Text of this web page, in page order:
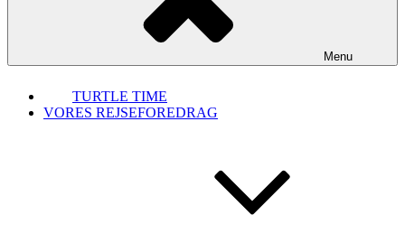
Menu
TURTLE TIME
VORES REJSEFOREDRAG